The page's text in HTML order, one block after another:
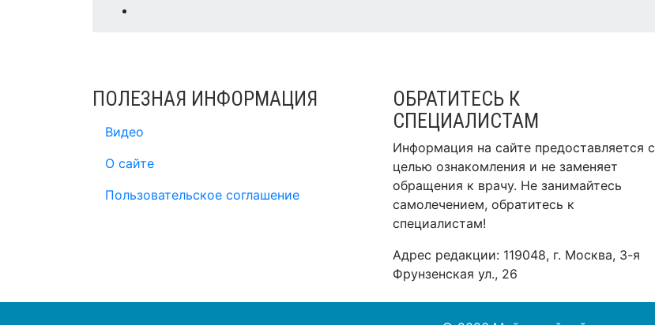
ПОЛЕЗНАЯ ИНФОРМАЦИЯ
Видео
О сайте
Пользовательское соглашение
ОБРАТИТЕСЬ К
СПЕЦИАЛИСТАМ
Информация на сайте предоставляется с
целью ознакомления и не заменяет
обращения к врачу. Не занимайтесь
самолечением, обратитесь к
специалистам!
Адрес редакции: 119048, г. Москва, 3-я
Фрунзенская ул., 26